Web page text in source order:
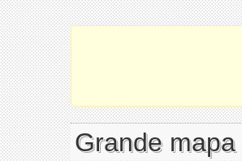
Grande